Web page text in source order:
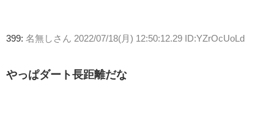
399: 名無しさん 2022/07/18(月) 12:50:12.29 ID:YZrOcUoLd
やっぱダート長距離だな